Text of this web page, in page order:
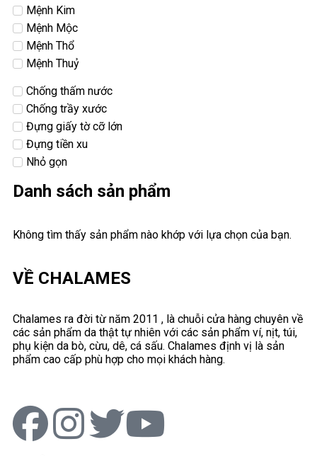
Mệnh Kim
Mệnh Mộc
Mệnh Thổ
Mệnh Thuỷ
Chống thấm nước
Chống trầy xước
Đựng giấy tờ cỡ lớn
Đựng tiền xu
Nhỏ gọn
Danh sách sản phẩm
Không tìm thấy sản phẩm nào khớp với lựa chọn của bạn.
VỀ CHALAMES
Chalames ra đời từ năm 2011 , là chuỗi cửa hàng chuyên về
các sản phẩm da thật tự nhiên với các sản phẩm ví, nịt, túi,
phụ kiện da bò, cừu, dê, cá sấu. Chalames định vị là sản
phẩm cao cấp phù hợp cho mọi khách hàng.